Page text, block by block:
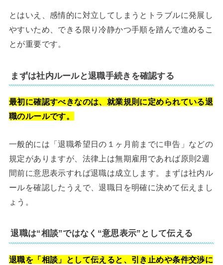
とはいえ、感情的に対立してしまうとトラブルに発展し
やすいため、できる限り冷静かつ手順を踏んで進めるこ
とが重要です。
まずは社内ルールと退職手続きを確認する
最初に確認すべきなのは、就業規則に定められている退
職のルールです。
一般的には「退職希望日の１ヶ月前までに申告」などの
規定がありますが、法律上は無期雇用であれば原則2週
間前に意思表示すれば退職は成立します。まずは社内ル
ールを確認したうえで、退職日を明確に決めて伝えまし
ょう。
退職は“相談”ではなく“意思表示”として伝える
退職を「相談」として伝えると、引き止めや条件交渉に